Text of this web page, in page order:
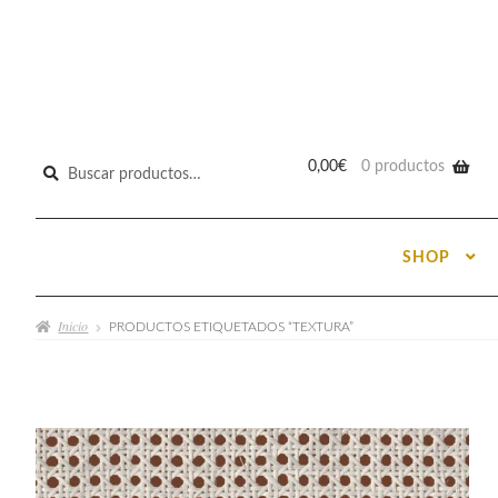
Buscar
0,00€ 0 productos
SHOP
Inicio PRODUCTOS ETIQUETADOS “TEXTURA”